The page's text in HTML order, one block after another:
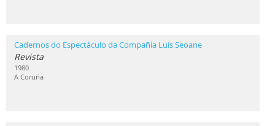
Cadernos do Espectáculo da Compañía Luís Seoane
Revista
1980
A Coruña